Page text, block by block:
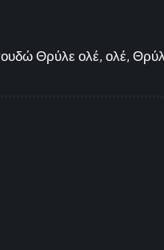
Θρύλε ολέ, ολέ,